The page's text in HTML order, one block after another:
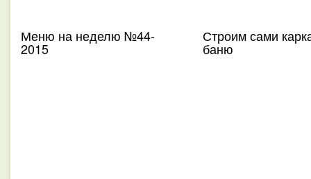
Меню на неделю №44-
2015
Строим сами
баню